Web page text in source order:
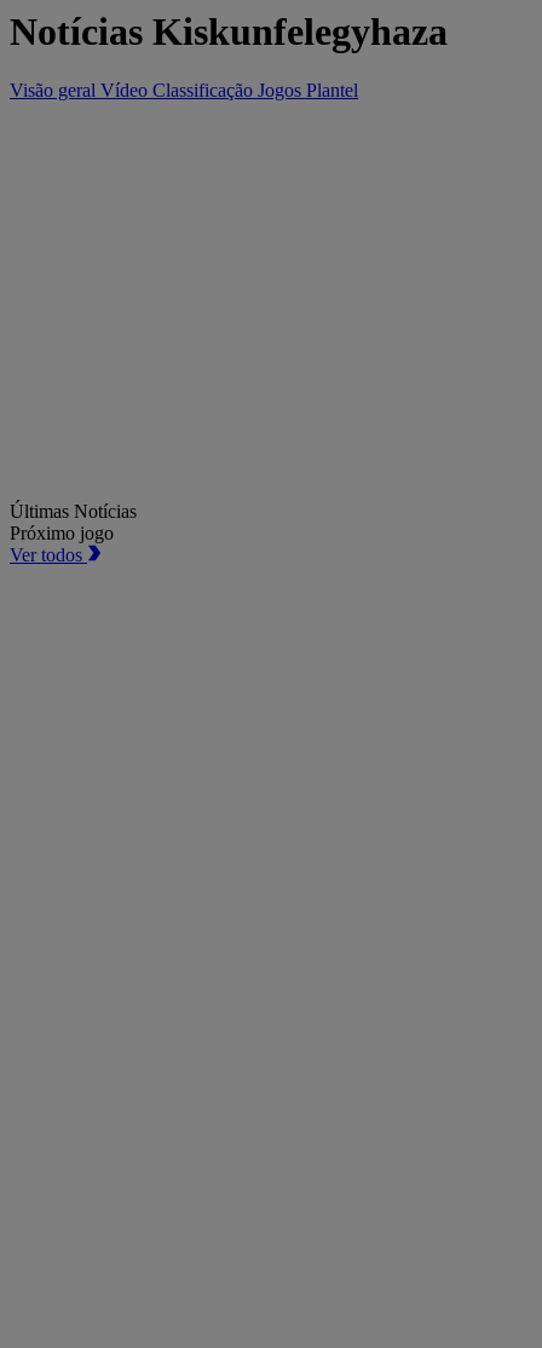
Notícias Kiskunfelegyhaza
Visão geral Vídeo Classificação Jogos Plantel
Últimas Notícias
Próximo jogo
Ver todos